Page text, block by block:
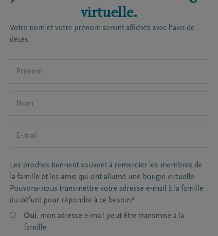
virtuelle.
Votre nom et votre prénom seront affichés avec l'avis de
décès.
Les proches tiennent souvent à remercier les membres de
la famille et les amis qui ont allumé une bougie virtuelle.
Pouvons-nous transmettre votre adresse e-mail à la famille
du défunt pour répondre à ce besoin?
Oui, mon adresse e-mail peut être transmise à la
famille.